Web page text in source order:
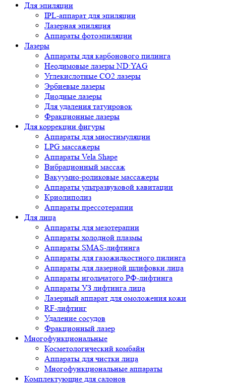
Для эпиляции
IPL-аппарат для эпиляции
Лазерная эпиляция
Аппараты фотоэпиляции
Лазеры
Аппараты для карбонового пилинга
Неодимовые лазеры ND:YAG
Углекислотные СО2 лазеры
Эрбиевые лазеры
Диодные лазеры
Для удаления татуировок
Фракционные лазеры
Для коррекции фигуры
Аппараты для миостимуляции
LPG массажеры
Аппараты Vela Shape
Вибрационный массаж
Вакуумно-роликовые массажеры
Аппараты ультразвуковой кавитации
Криолиполиз
Аппараты прессотерапии
Для лица
Аппараты для мезотерапии
Аппараты холодной плазмы
Аппараты SMAS-лифтинга
Аппараты для газожидкостного пилинга
Аппараты для лазерной шлифовки лица
Аппараты игольчатого РФ-лифтинга
Аппараты УЗ лифтинга лица
Лазерный аппарат для омоложения кожи
RF-лифтинг
Удаление сосудов
Фракционный лазер
Многофункциональные
Косметологический комбайн
Аппараты для чистки лица
Многофункциональные аппараты
Комплектующие для салонов